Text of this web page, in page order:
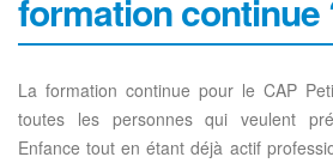
formation continue
La formation continue pour le CAP
toutes les personnes qui veulent
Enfance tout en étant déjà actif